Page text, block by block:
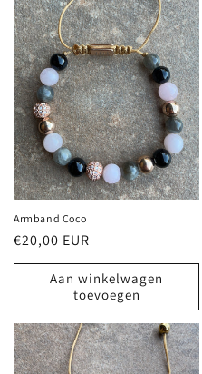
Armband Coco
Normale
prijs
€20,00 EUR
Aan winkelwagen
toevoegen